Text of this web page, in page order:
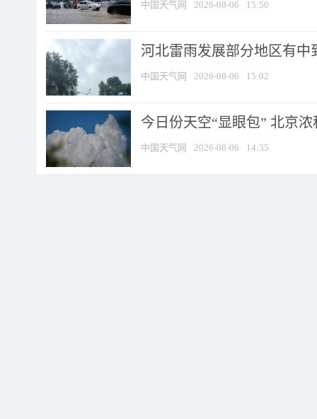
中国天气网 2026-08-06 15:50
河北雷雨发展部分地区有中
中国天气网 2026-08-06 15:02
今日份天空“显眼包” 北京
中国天气网 2026-08-06 14:35